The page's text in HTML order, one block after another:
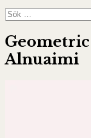
Sök
efter:
Alnuaimi